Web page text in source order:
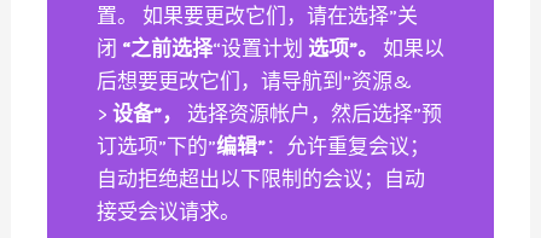
置。 如果要更改它们，请在选择”关
闭 “之前选择“设置计划 选项”。
如果以
后想要更改它们，请导航到”资源&
> 设备”，
选择资源帐户，然后选择”预
订选项”下的”编辑”：允许重复会议；
自动拒绝超出以下限制的会议；自动
接受会议请求。